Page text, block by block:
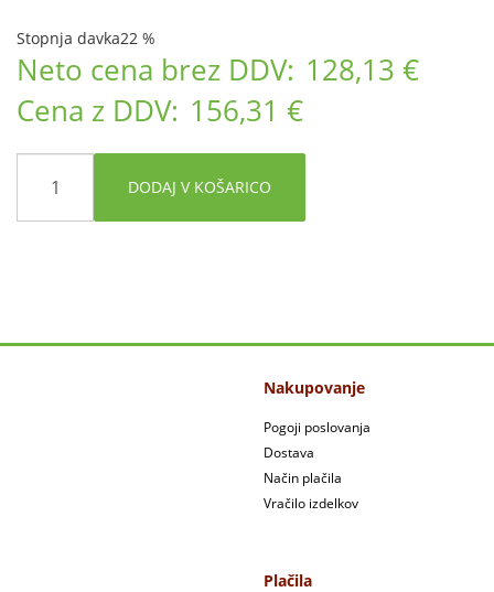
Stopnja davka22 %
Neto cena brez DDV: 128,13 €
Cena z DDV: 156,31 €
DODAJ V KOŠARICO
Nakupovanje
Pogoji poslovanja
Dostava
Način plačila
Vračilo izdelkov
Plačila